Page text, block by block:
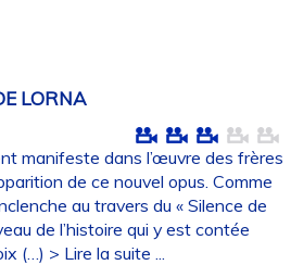
LORNA
manifeste dans l’œuvre des frères
de ce nouvel opus. Comme
au travers du « Silence de
de l’histoire qui y est contée
(…) > Lire la suite ...